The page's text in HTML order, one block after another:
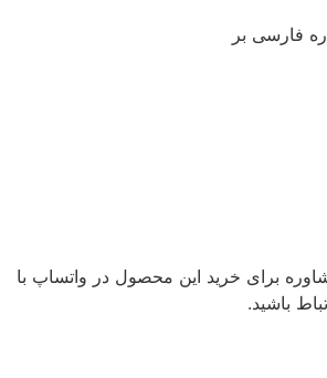
فارسی بر
برای خرید این محصول در واتساپ با
باشید.